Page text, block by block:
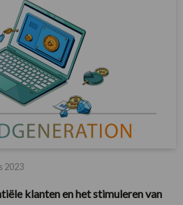
2023
klanten en het stimuleren van